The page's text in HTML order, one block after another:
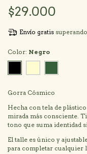
$29.000
Envío gratis
Color: Negro
Gorra Cósmico
Hecha con tela de
mirada más consciente.
tono que suma identidad
El talle es único y
para completar cualquier